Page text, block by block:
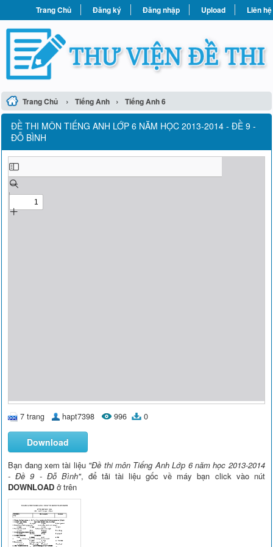
Trang Chủ Đăng ký Đăng nhập Upload Liên hệ
Trang Chủ › Tiếng Anh › Tiếng Anh 6
ĐỀ THI MÔN TIẾNG ANH LỚP 6 NĂM HỌC 2013-2014 - ĐỀ 9 -
ĐỖ BÌNH
7 trang hapt7398 996 0
Download
Bạn đang xem tài liệu "Đề thi môn Tiếng Anh Lớp 6 năm học 2013-2014
- Đề 9 - Đỗ Bình", để tải tài liệu gốc về máy bạn click vào nút
DOWNLOAD ở trên